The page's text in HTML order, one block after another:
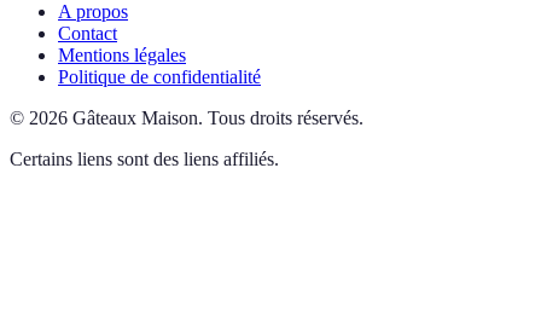
A propos
Contact
Mentions légales
Politique de confidentialité
© 2026 Gâteaux Maison. Tous droits réservés.
Certains liens sont des liens affiliés.